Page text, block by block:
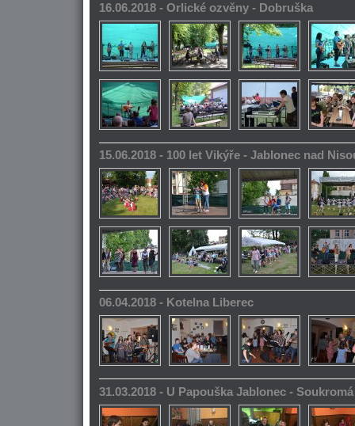
16.06.2018 - Orlické ozvěny - Dobruška
15.06.2018 - 100 let Vikýře - Jablonec nad
06.04.2018 - Kotelna Liberec
31.03.2018 - U Papouška Jablonec -